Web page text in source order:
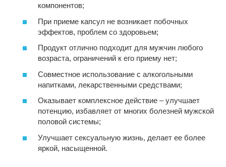
компонентов;
При приеме капсул не возникает побочных
эффектов, проблем со здоровьем;
Продукт отлично подходит для мужчин любого
возраста, ограничений к его приему нет;
Совместное использование с алкогольными
напитками, лекарственными средствами;
Оказывает комплексное действие – улучшает
потенцию, избавляет от многих болезней мужской
половой системы;
Улучшает сексуальную жизнь, делает ее более
яркой, насыщенной.